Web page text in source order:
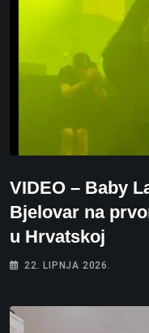
VIDEO – Baby
Bjelovar na
u Hrvatskoj
22. LIPNJA 2026.